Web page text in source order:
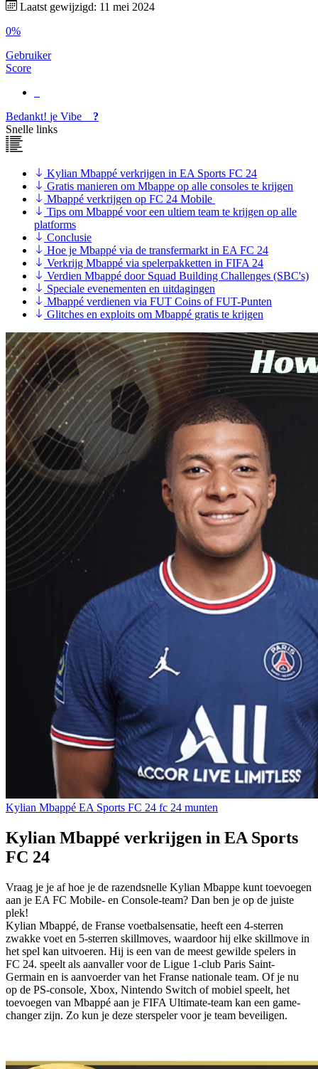
Laatst gewijzigd: 11 mei 2024
0%
Gebruiker
Score
Bedankt! je Vibe
?
Snelle links
Kylian Mbappé verkrijgen in EA Sports FC 24
Gratis manieren om Mbappe op alle consoles te krijgen
Mbappé verkrijgen op FC 24 Mobile
Tips om Mbappé voor een ultiem team te krijgen op alle
platforms
Conclusie
Hoe je Mbappé via de transfermarkt in EA FC 24
Verkrijg Mbappé via spelerpakketten in FIFA 24
Verdien Mbappé door Squad Building Challenges (SBC's)
Speciale evenementen en uitdagingen
Mbappé verdienen via FUT Coins of FUT-Punten
Glitches en exploits om Mbappé gratis te krijgen
Kylian Mbappé EA Sports FC 24 fc 24 munten
Kylian Mbappé verkrijgen in EA Sports
FC 24
Vraag je je af hoe je de razendsnelle Kylian Mbappe kunt toevoegen
aan je EA FC Mobile- en Console-team? Dan ben je op de juiste
plek!
Kylian Mbappé, de Franse voetbalsensatie, heeft een 4-sterren
zwakke voet en 5-sterren skillmoves, waardoor hij elke skillmove in
het spel kan uitvoeren. Hij is een van de meest gewilde spelers in
FC 24. speelt als aanvaller voor de Ligue 1-club Paris Saint-
Germain en is aanvoerder van het Franse nationale team. Of je nu
op de PS-console, Xbox, Nintendo Switch of mobiel speelt, het
toevoegen van Mbappé aan je FIFA Ultimate-team kan een game-
changer zijn. Zo kun je deze sterspeler voor je team beveiligen.